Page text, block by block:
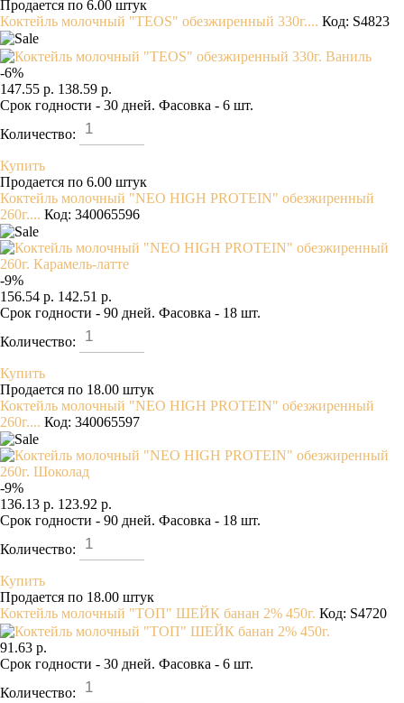
Продается по 6.00 штук
Коктейль молочный "TEOS" обезжиренный 330г.... Код: S4823
-6%
147.55 р. 138.59 р.
Срок годности - 30 дней. Фасовка - 6 шт.
Количество:
Купить
Продается по 6.00 штук
Коктейль молочный "NEO HIGH PROTEIN" обезжиренный
260г.... Код: 340065596
-9%
156.54 р. 142.51 р.
Срок годности - 90 дней. Фасовка - 18 шт.
Количество:
Купить
Продается по 18.00 штук
Коктейль молочный "NEO HIGH PROTEIN" обезжиренный
260г.... Код: 340065597
-9%
136.13 р. 123.92 р.
Срок годности - 90 дней. Фасовка - 18 шт.
Количество:
Купить
Продается по 18.00 штук
Коктейль молочный "ТОП" ШЕЙК банан 2% 450г. Код: S4720
91.63 р.
Срок годности - 30 дней. Фасовка - 6 шт.
Количество: